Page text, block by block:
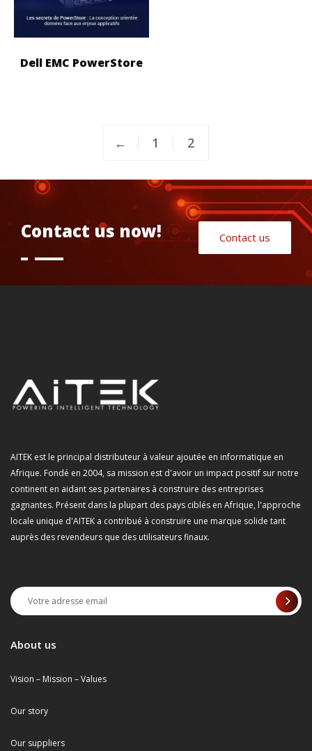
Dell EMC PowerStore
← 1 2
Contact us now! Contact us
AITEK est le principal distributeur à valeur ajoutée en informatique en
Afrique. Fondé en 2004, sa mission est d'avoir un impact positif sur notre
continent en aidant ses partenaires à construire des entreprises
gagnantes. Présent dans la plupart des pays ciblés en Afrique, l'approche
locale unique d'AITEK a contribué à construire une marque solide tant
auprès des revendeurs que des utilisateurs finaux.
About us
Vision – Mission – Values
Our story
Our suppliers